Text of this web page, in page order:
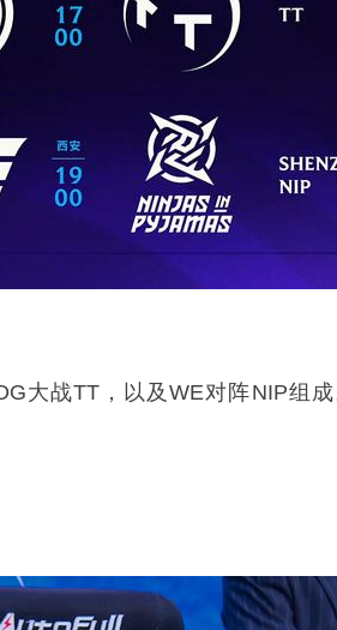
大战TT，以及WE对阵NIP组